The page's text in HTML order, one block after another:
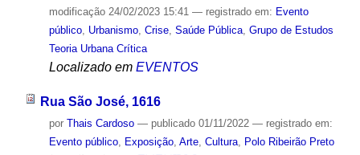
modificação24/02/2023 15:41 — registrado em: Evento
público, Urbanismo, Crise, Saúde Pública, Grupo de Estudos
Teoria Urbana Crítica
Localizado em EVENTOS
Rua São José, 1616
por Thais Cardoso — publicado01/11/2022 — registrado em:
Evento público, Exposição, Arte, Cultura, Polo Ribeirão Preto